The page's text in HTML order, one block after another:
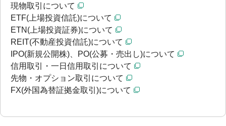
現物取引について
ETF(上場投資信託)について
ETN(上場投資証券)について
REIT(不動産投資信託)について
IPO(新規公開株)、PO(公募・売出し)について
信用取引・一日信用取引について
先物・オプション取引について
FX(外国為替証拠金取引)について